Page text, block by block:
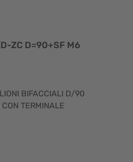
ZC D=90+SF M6
BIFACCIALI D/90
TERMINALE